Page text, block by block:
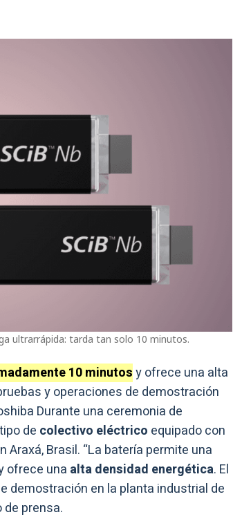
ultrarrápida: tarda tan solo 10 minutos.
10 minutosy ofrece una alta
y operaciones de demostración
Durante una ceremonia de
de colectivo eléctrico equipado con
Brasil. “La batería permite una
ofrece una alta densidad energética. El
demostración en la planta industrial de
de prensa.